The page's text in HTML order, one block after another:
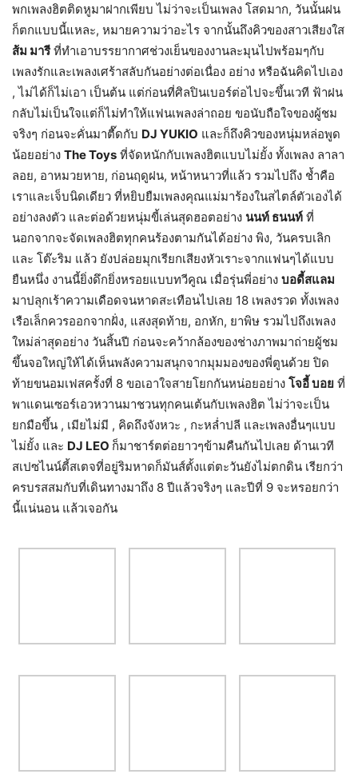
พกเพลงฮิตติดหูมาฝากเพียบ ไม่ว่าจะเป็นเพลง โสดมาก, วันนั้นฝน
ก็ตกแบบนี้แหละ, หมายความว่าอะไร จากนั้นถึงคิวของสาวเสียงใส
ส้ม มารีที่ทำเอาบรรยากาศช่วงเย็นของงานละมุนไปพร้อมๆกับ
เพลงรักและเพลงเศร้าสลับกันอย่างต่อเนื่อง อย่าง หรือฉันคิดไปเอง
, ไม่ได้ก็ไม่เอา เป็นต้น แต่ก่อนที่ศิลปินเบอร์ต่อไปจะขึ้นเวที ฟ้าฝน
กลับไม่เป็นใจแต่ก็ไม่ทำให้แฟนเพลงล่าถอย ขอนับถือใจของผู้ชม
จริงๆ ก่อนจะคั่นมาตื๊ดกับ DJ YUKIO และก็ถึงคิวของหนุ่มหล่อพูด
น้อยอย่าง The Toys ที่จัดหนักกับเพลงฮิตแบบไม่ยั้ง ทั้งเพลง ลาลา
ลอย, อาหมวยหาย, ก่อนฤดูฝน, หน้าหนาวที่แล้ว รวมไปถึง ช้ำคือ
เราและเจ็บนิดเดียว ที่หยิบยืมเพลงคุณแม่มาร้องในสไตล์ตัวเองได้
อย่างลงตัว และต่อด้วยหนุ่มขี้เล่นสุดฮอตอย่าง นนท์ ธนนท์ ที่
นอกจากจะจัดเพลงฮิตทุกคนร้องตามกันได้อย่าง พิง, วันครบเลิก
และ โต๊ะริม แล้ว ยังปล่อยมุกเรียกเสียงหัวเราะจากแฟนๆได้แบบ
ยืนหนึ่ง งานนี้ยิ่งดึกยิ่งหรอยแบบทวีคูณ เมื่อรุ่นพี่อย่าง บอดี้สแลม
มาปลุกเร้าความเดือดจนหาดสะเทือนไปเลย 18 เพลงรวด ทั้งเพลง
เรือเล็กควรออกจากฝั่ง, แสงสุดท้าย, อกหัก, ยาพิษ รวมไปถึงเพลง
ใหม่ล่าสุดอย่าง วันสิ้นปี ก่อนจะคว้ากล้องของช่างภาพมาถ่ายผู้ชม
ขึ้นจอใหญ่ให้ได้เห็นพลังความสนุกจากมุมมองของพี่ตูนด้วย ปิด
ท้ายขนอมเฟสครั้งที่ 8 ขอเอาใจสายโยกกันหน่อยอย่าง โจอี้ บอย ที่
พาแดนเซอร์เอวหวานมาชวนทุกคนเต้นกับเพลงฮิต ไม่ว่าจะเป็น
ยกมือขึ้น , เมียไม่มี , คิดถึงจังหวะ , กะหล่ำปลี และเพลงอื่นๆแบบ
ไม่ยั้ง และ DJ LEO ก็มาชาร์ตต่อยาวๆข้ามคืนกันไปเลย ด้านเวที
สเปซไนน์ตี้สเตจที่อยู่ริมหาดก็มันส์ตั้งแต่ตะวันยังไม่ตกดิน เรียกว่า
ครบรสสมกับที่เดินทางมาถึง 8 ปีแล้วจริงๆ และปีที่ 9 จะหรอยกว่า
นี้แน่นอน แล้วเจอกัน